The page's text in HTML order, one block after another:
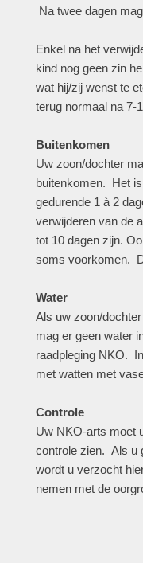
Na twee dagen
Enkel na het
kind nog geen zin
wat hij/zij wenst te
terug normaal na 7-
Buitenkomen
Uw zoon/dochter
buitenkomen. Het
gedurende 1 à 2
verwijderen van de
tot 10 dagen zijn.
soms voorkomen.
Water
Als uw zoon/
mag er geen water
raadpleging NKO.
met watten met
Controle
Uw NKO-arts moet
controle zien. Als u
wordt u verzocht
nemen met de